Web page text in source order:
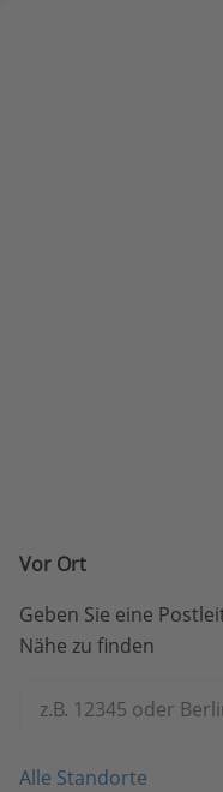
Vor Ort
Geben Sie eine
Nähe zu finden
z.B. 12345 oder
Alle Standorte